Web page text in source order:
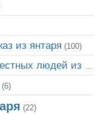
из янтаря (100)
(6)
(22)